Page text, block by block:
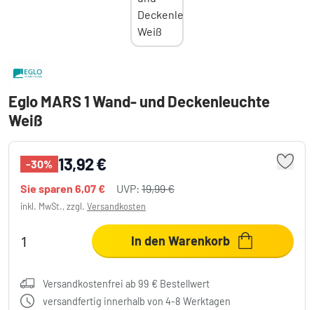
Eglo MARS 1 Wand- und Deckenleuchte
Weiß
-30% 13,92 €
Sie sparen 6,07 € UVP: 19,99 €
inkl. MwSt., zzgl. Versandkosten
In den Warenkorb
Versandkostenfrei ab 99 € Bestellwert
versandfertig innerhalb von 4-8 Werktagen